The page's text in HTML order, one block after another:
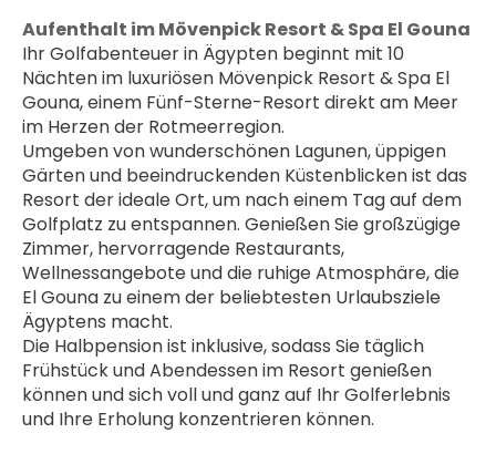
Aufenthalt im Mövenpick Resort & Spa El Gouna
Ihr Golfabenteuer in Ägypten beginnt mit 10
Nächten im luxuriösen Mövenpick Resort & Spa El
Gouna, einem Fünf-Sterne-Resort direkt am Meer
im Herzen der Rotmeerregion.
Umgeben von wunderschönen Lagunen, üppigen
Gärten und beeindruckenden Küstenblicken ist das
Resort der ideale Ort, um nach einem Tag auf dem
Golfplatz zu entspannen. Genießen Sie großzügige
Zimmer, hervorragende Restaurants,
Wellnessangebote und die ruhige Atmosphäre, die
El Gouna zu einem der beliebtesten Urlaubsziele
Ägyptens macht.
Die Halbpension ist inklusive, sodass Sie täglich
Frühstück und Abendessen im Resort genießen
können und sich voll und ganz auf Ihr Golferlebnis
und Ihre Erholung konzentrieren können.